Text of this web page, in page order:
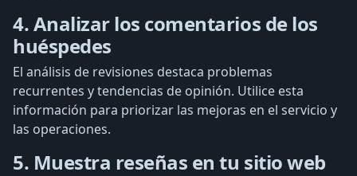
4. Analizar los comentarios de los
huéspedes
El análisis de revisiones destaca problemas
recurrentes y tendencias de opinión. Utilice esta
información para priorizar las mejoras en el servicio y
las operaciones.
5. Muestra reseñas en tu sitio web